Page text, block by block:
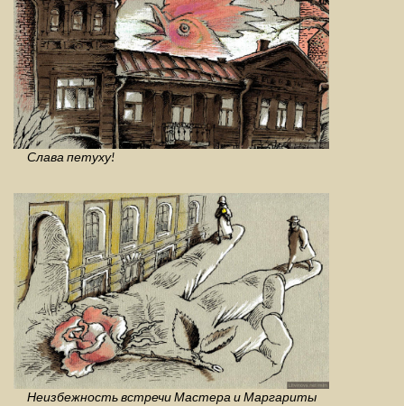
Слава петуху!
Неизбежность встречи Мастера и Маргариты